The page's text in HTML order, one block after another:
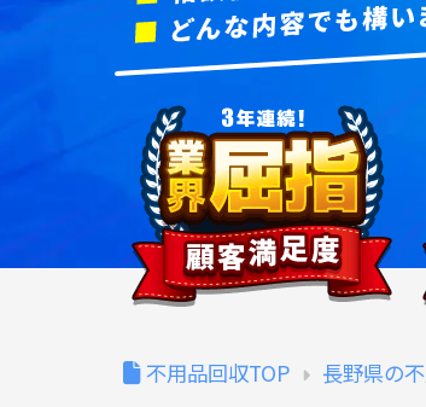
不用品回収TOP 長野県の